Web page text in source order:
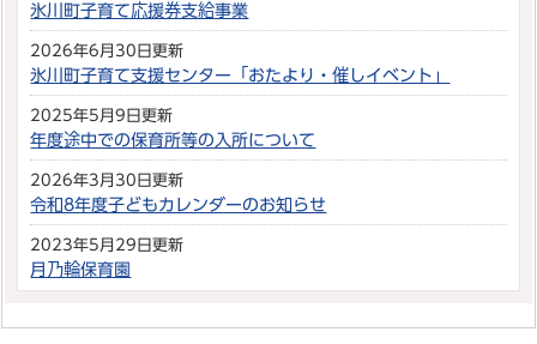
氷川町子育て応援券支給事業
2026年6月30日更新
氷川町子育て支援センター「おたより・催しイベント」
2025年5月9日更新
年度途中での保育所等の入所について
2026年3月30日更新
令和8年度子どもカレンダーのお知らせ
2023年5月29日更新
月乃輪保育園